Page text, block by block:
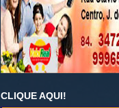
CLIQUE AQUI!